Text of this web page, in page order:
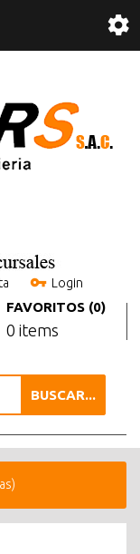
Login
FAVORITOS (0)
0 items
BUSCAR...